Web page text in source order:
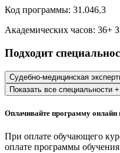
и
Код программы: 31.046.3
Академических часов: 36+
Подходит
Судебно-медицинская
Показать все специальности +
Оплачивайте программу онлайн
При оплате обучающего
оплате программы